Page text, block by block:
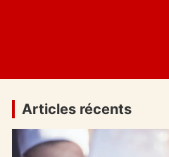
Articles récents